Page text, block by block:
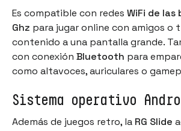
Es compatible con redes WiFi de las
Ghz para jugar online con amigos o
contenido a una pantalla grande.
con conexión Bluetooth para
como altavoces, auriculares o
Sistema operativo
Además de juegos retro, la RG Slide